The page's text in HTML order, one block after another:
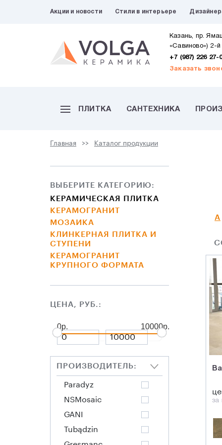
Акции и новости Стили в интерьере
Казань, пр.
«Савиново») 2-
+7 (987) 226 27-
Заказать
ПЛИТКА САНТЕХНИКА
Главная Каталог продукции
ВЫБЕРИТЕ КАТЕГОРИЮ:
КЕРАМИЧЕСКАЯ ПЛИТКА
КЕРАМОГРАНИТ
МОЗАИКА
КЛИНКЕРНАЯ ПЛИТКА И
СТУПЕНИ
КЕРАМОГРАНИТ
КРУПНОГО ФОРМАТА
ЦЕНА, РУБ.:
0р. 10000р.
ПРОИЗВОДИТЕЛЬ:
Paradyz
NSMosaic
GANI
Tubądzin
A
за